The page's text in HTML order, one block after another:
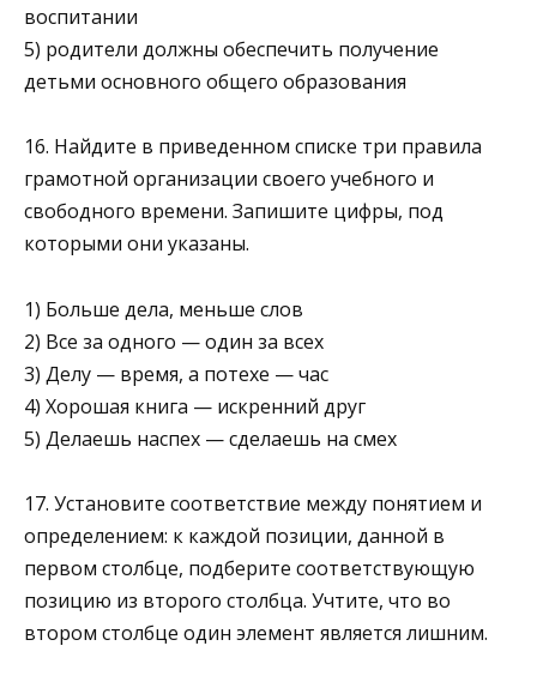
воспитании
5) родители должны обеспечить получение
детьми ос­новного общего образования
16. Найдите в приведенном списке три правила
грамот­ной организации своего учебного и
свободного времени. Запишите цифры, под
которыми они указаны.
1) Больше дела, меньше слов
2) Все за одного — один за всех
3) Делу — время, а потехе — час
4) Хорошая книга — искренний друг
5) Делаешь наспех — сделаешь на смех
17. Установите соответствие между понятием и
определением: к каждой позиции, данной в
первом столбце, подберите соответствующую
позицию из второго столб­ца. Учтите, что во
втором столбце один элемент является лишним.